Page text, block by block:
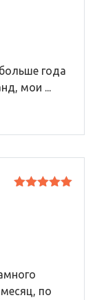
года
мои ...
по